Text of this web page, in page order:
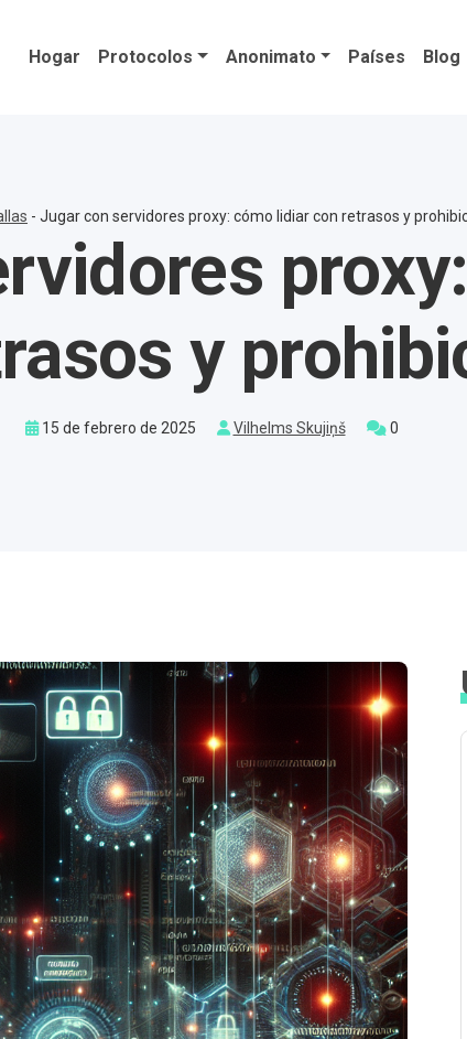
Hogar Protocolos Anonimato Países Blog
- Jugar con servidores proxy: cómo lidiar con retrasos y
y
15 de febrero de 2025 Vilhelms Skujiņš 0